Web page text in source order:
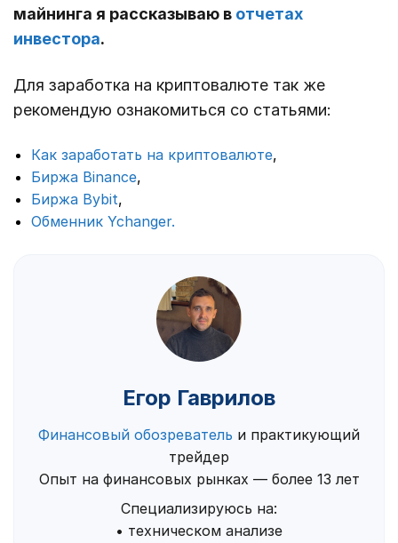
майнинга я рассказываю в отчетах
инвестора.
Для заработка на криптовалюте так же
рекомендую ознакомиться со статьями:
Как заработать на криптовалюте,
Биржа Binance,
Биржа Bybit,
Обменник Ychanger.
Егор Гаврилов
Финансовый обозреватель и практикующий
трейдер
Опыт на финансовых рынках — более 13 лет
Специализируюсь на:
• техническом анализе